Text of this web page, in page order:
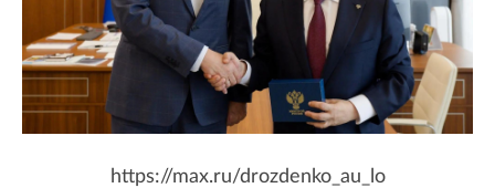
https://max.ru/drozdenko_au_lo